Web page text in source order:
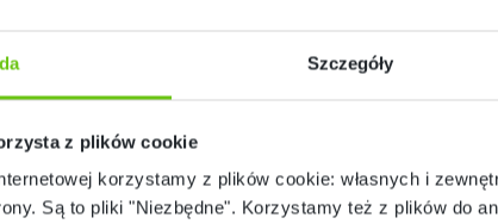
Szczegóły
z plików cookie
korzystamy z plików cookie: własnych i
Są to pliki "Niezbędne". Korzystamy też z plików do